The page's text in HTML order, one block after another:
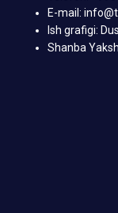
E-mail:
Ish grafigi:
Shanba